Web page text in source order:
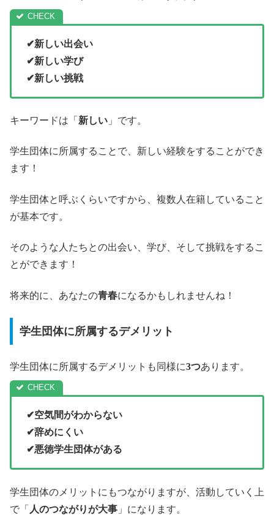
✔新しい出会い
✔新しい学び
✔新しい挑戦
キーワードは「 新しい 」です。
学生団体に所属することで、新しい経験をすることができ
ます！
学生団体と呼ぶくらいですから、複数人在籍していること
が基本です。
そのような人たちとの出会い、学び、そして挑戦をするこ
とができます！
将来的に、あなたの青春になるかもしれませんね！
学生団体に所属するデメリット
学生団体に所属するデメリットも同様に3つあります。
✔空気間がわからない
✔辞めにくい
✔悪徳学生団体がある
学生団体のメリットにもつながりますが、活動していく上
で「 人のつながりが大事 」になります。